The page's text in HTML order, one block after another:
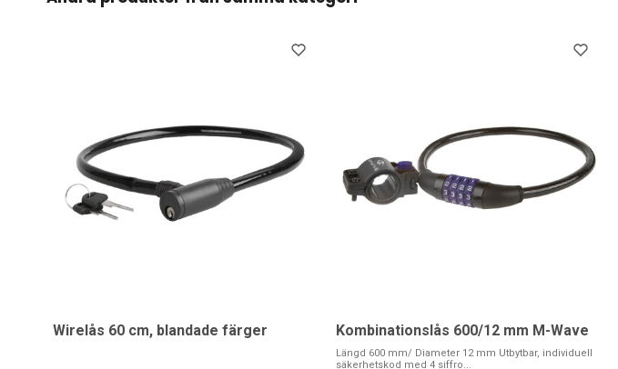
Wirelås 60 cm, blandade färger Kombinationslås 600/12 mm M-Wave
Längd 600 mm/ Diameter 12 mm Utbytbar, individuell
säkerhetskod med 4 siffro...